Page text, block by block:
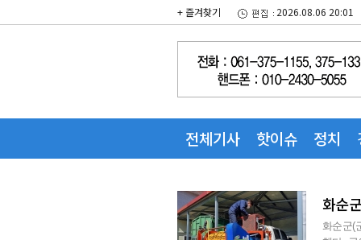
+ 즐겨찾기 2026.08.06 20:01
전체기사 핫이슈 정치
화순
화순군(